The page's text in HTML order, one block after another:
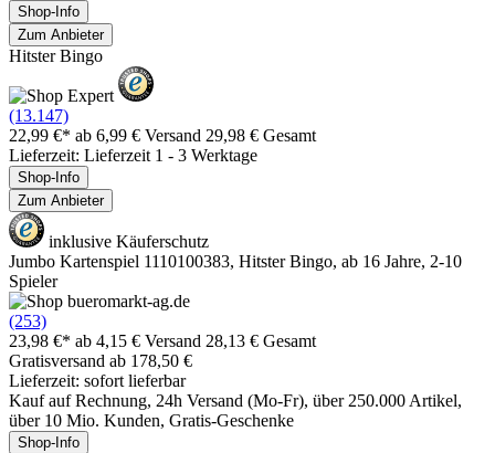
Shop-Info
Zum Anbieter
Hitster Bingo
(13.147)
22,99 €* ab 6,99 € Versand 29,98 € Gesamt
Lieferzeit: Lieferzeit 1 - 3 Werktage
Shop-Info
Zum Anbieter
inklusive Käuferschutz
Jumbo Kartenspiel 1110100383, Hitster Bingo, ab 16 Jahre, 2-10
Spieler
(253)
23,98 €* ab 4,15 € Versand 28,13 € Gesamt
Gratisversand ab 178,50 €
Lieferzeit: sofort lieferbar
Kauf auf Rechnung, 24h Versand (Mo-Fr), über 250.000 Artikel,
über 10 Mio. Kunden, Gratis-Geschenke
Shop-Info